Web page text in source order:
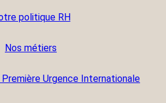
politique RH
Nos métiers
Première Urgence Internationale